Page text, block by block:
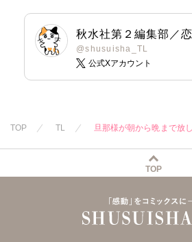
秋水社第２編集部／
@shusuisha_TL
公式Xアカウント
TOP TL 旦那様が朝から晩まで放
TOP